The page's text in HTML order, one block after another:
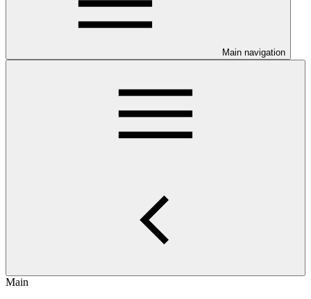
Main navigation
Main